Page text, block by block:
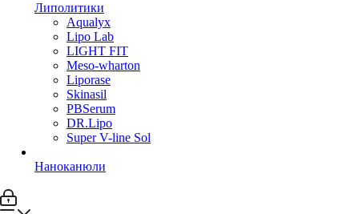
Липолитики
Aqualyx
Lipo Lab
LIGHT FIT
Meso-wharton
Liporase
Skinasil
PBSerum
DR.Lipo
Super V-line Sol
Наноканюли